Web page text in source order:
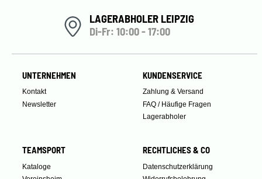
LAGERABHOLER LEIPZIG
Di-Fr: 10:00 - 17:00
UNTERNEHMEN
Kontakt
Newsletter
KUNDENSERVICE
Zahlung & Versand
FAQ / Häufige Fragen
Lagerabholer
TEAMSPORT
Kataloge
RECHTLICHES & CO
Datenschutzerklärung